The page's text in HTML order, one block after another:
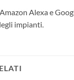
Alexa e
impianti.